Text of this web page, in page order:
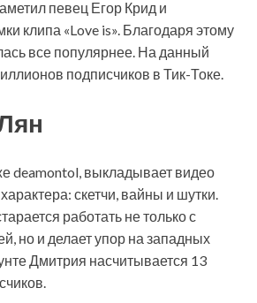
певец Егор Крид и
клипа «Love is». Благодаря этому
все популярнее. На данный
подписчиков в Тик-Токе.
deamontol, выкладывает видео
скетчи, вайны и шутки.
работать не только с
но и делает упор на западных
Дмитрия насчитывается 13